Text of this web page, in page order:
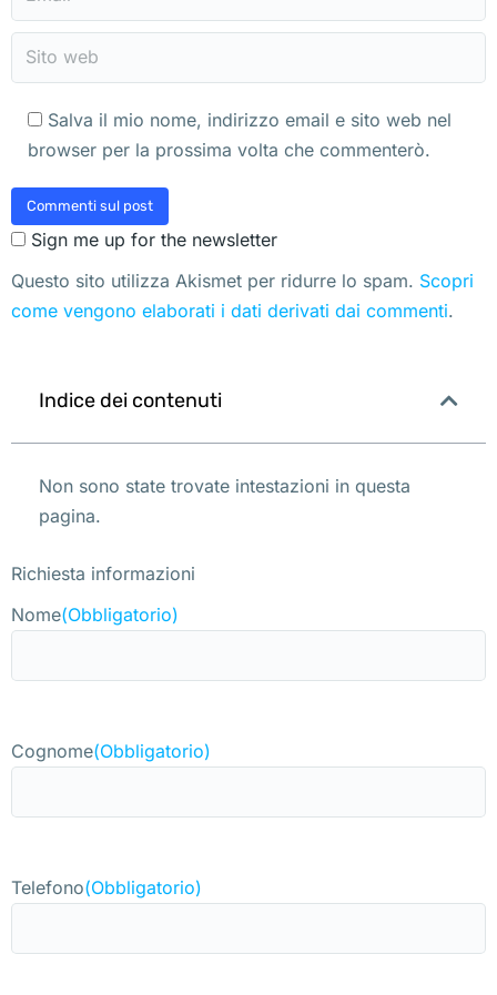
Sito web
Salva il mio nome, indirizzo email e sito web nel
browser per la prossima volta che commenterò.
Commenti sul post
Sign me up for the newsletter
Questo sito utilizza Akismet per ridurre lo spam. Scopri
come vengono elaborati i dati derivati dai commenti.
Indice dei contenuti
Non sono state trovate intestazioni in questa
pagina.
Richiesta informazioni
Nome(Obbligatorio)
Cognome(Obbligatorio)
Telefono(Obbligatorio)